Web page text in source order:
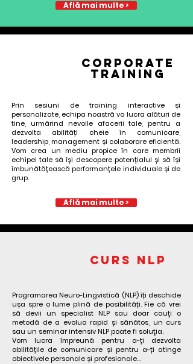
Află mai multe >
CORPORATE
TrainiNg
Prin sesiuni de training interactive și
personalizate, echipa noastră va lucra alături de
tine, urmărind nevoile afacerii tale, pentru a
dezvolta abilități cheie în comunicare,
leadership, management și colaborare eficientă.
Vom crea un mediu propice în care membrii
echipei tale să își descopere potențialul și să își
îmbunătățească performanțele individuale și de
grup.
Află mai multe >
CURS NLP
Programarea Neuro-Lingvistică (NLP) îți deschide
ușa spre o lume plină de posibilități. Fie că vrei
să devii un specialist NLP sau doar cauţi o
metodă de a evolua rapid şi sănătos, un curs
sau un seminar intensiv NLP poate fi soluţia.
Vom lucra împreună pentru a-ți dezvolta
abilitățile de comunicare și pentru a-ți atinge
obiectivele personale și profesionale...